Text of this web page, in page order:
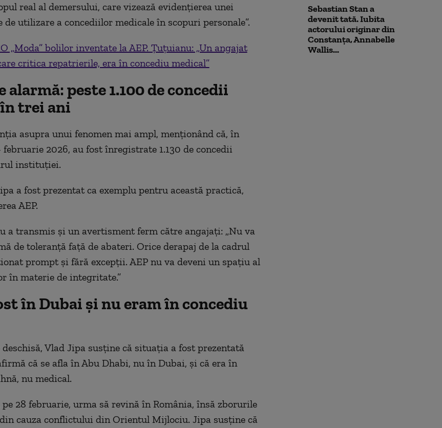
real al demersului, care vizează evidențierea unei
utilizare a concediilor medicale în scopuri personale”.
„Moda” bolilor inventate la AEP. Țuțuianu: „Un angajat
critica repatrierile, era în concediu medical”
alarmă: peste 1.100 de concedii
trei ani
asupra unui fenomen mai ampl, menționând că, în
2026, au fost înregistrate 1.130 de concedii
instituției.
a fost prezentat ca exemplu pentru această practică,
AEP.
a transmis și un avertisment ferm către angajați: „Nu va
de toleranță față de abateri. Orice derapaj de la cadrul
prompt și fără excepții. AEP nu va deveni un spațiu al
în materie de integritate.”
în Dubai și nu eram în concediu
Vlad Jipa susține că situația a fost prezentată
că se afla în Abu Dhabi, nu în Dubai, și că era în
nu medical.
pe 28 februarie, urma să revină în România, însă zborurile
cauza conflictului din Orientul Mijlociu. Jipa susține că
Sebastian Stan a
devenit tată. Iubita
actorului originar din
Constanța, Annabelle
Wallis...